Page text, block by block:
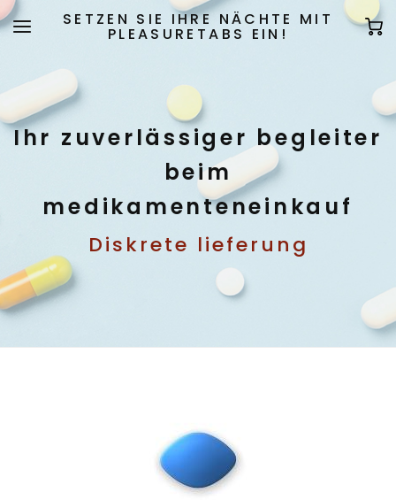
SETZEN SIE IHRE NÄCHTE MIT
PLEASURETABS EIN!
Ihr zuverlässiger begleiter
beim
medikamenteneinkauf
Diskrete lieferung